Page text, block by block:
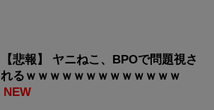
【悲報】 ヤニねこ、BPOで問題視さ
れるｗｗｗｗｗｗｗｗｗｗｗｗｗ
NEW